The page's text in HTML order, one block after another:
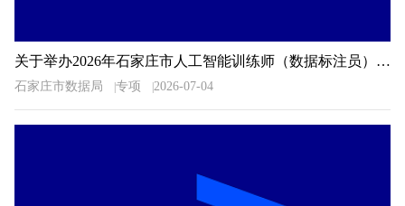
关于举办2026年石家庄市人工智能训练师（数据标注员）职业技能大赛的通知
石家庄市数据局 专项 2026-07-04